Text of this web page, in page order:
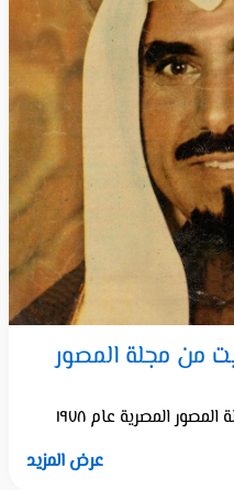
من مجلة المصور
المصرية عام ١٩٧٨
عرض المزيد